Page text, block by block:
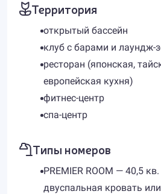
Территория
открытый бассейн
клуб с барами и лаундж-
ресторан (японская,
европейская кухня)
фитнес-центр
спа-центр
Типы номеров
PREMIER ROOM — 40,5
двуспальная кровать